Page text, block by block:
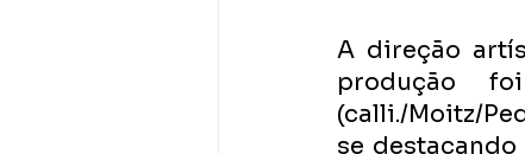
A direção
produção
(calli./Moitz/
se